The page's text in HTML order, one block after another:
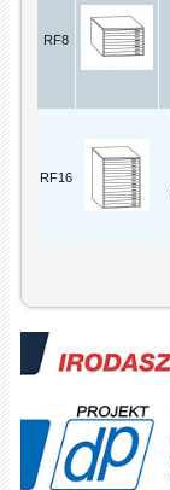
RF8
RF16